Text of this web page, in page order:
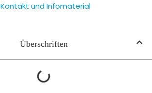
Kontakt und Infomaterial
Überschriften